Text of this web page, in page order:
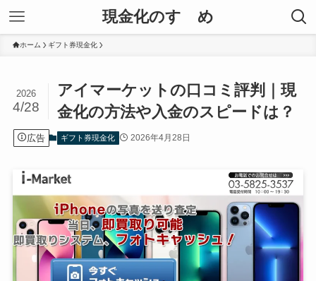
現金化のすゝめ
ホーム ギフト券現金化
アイマーケットの口コミ評判｜現
金化の方法や入金のスピードは？
2026
4/28
広告 ギフト券現金化 2026年4月28日